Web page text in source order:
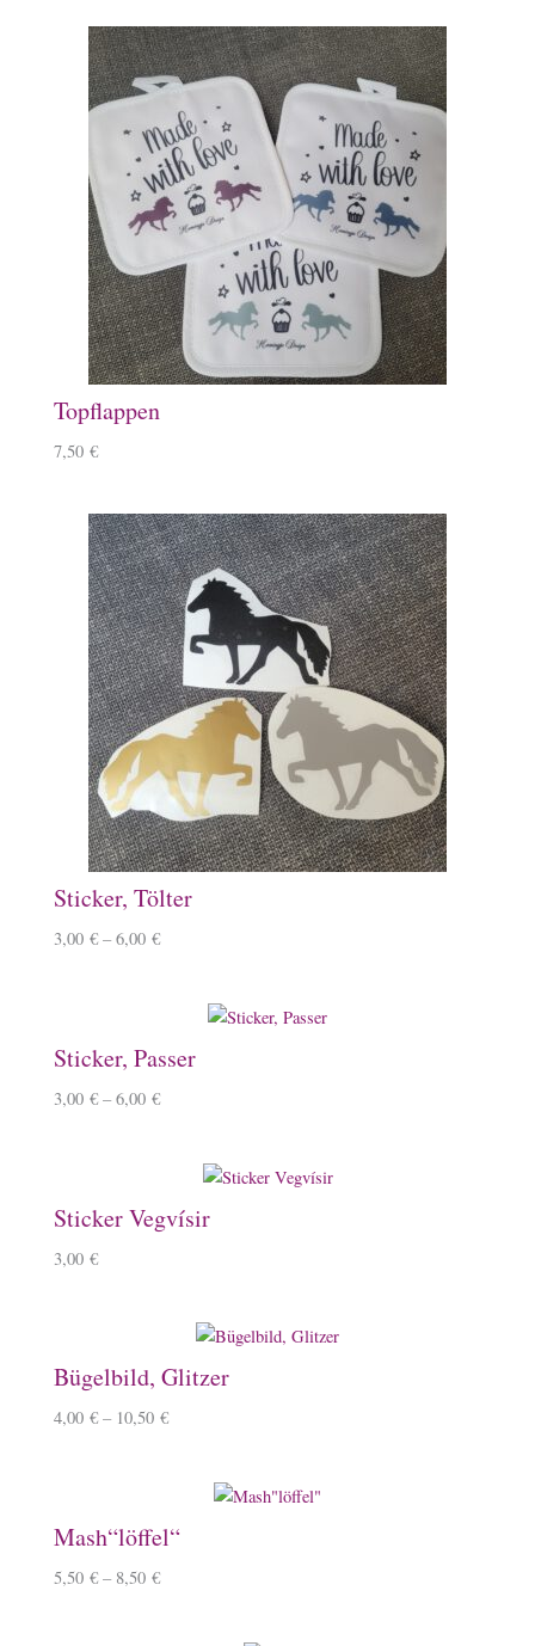
Topflappen
7,50 €
Sticker, Tölter
3,00 € –6,00 €
Sticker, Passer
3,00 € –6,00 €
Sticker Vegvísir
3,00 €
Bügelbild, Glitzer
4,00 € – 10,50 €
Mash“löffel“
5,50 € – 8,50 €